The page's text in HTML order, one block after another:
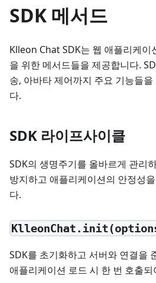
SDK 메서드
Klleon Chat SDK는 웹 애플리케이
을 위한 메서드들을 제공합니다.
송, 아바타 제어까지 주요 기능들
다.
SDK 라이프사이클
SDK의 생명주기를 올바르게 관리
방지하고 애플리케이션의 안정성
다.
SDK를 초기화하고 서버와 연결을
애플리케이션 로드 시 한 번 호출